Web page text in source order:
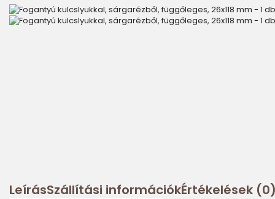
LeírásSzállítási információkÉrtékelések (0)